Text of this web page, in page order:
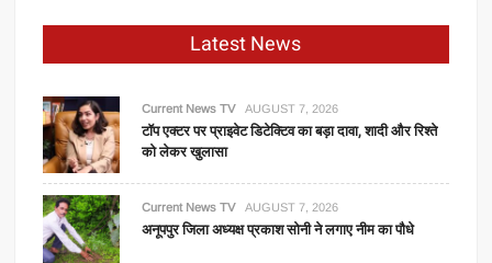
Latest News
Current News TV AUGUST 7, 2026
टॉप एक्टर पर प्राइवेट डिटेक्टिव का बड़ा दावा, शादी और रिश्ते
को लेकर खुलासा
Current News TV AUGUST 7, 2026
अनूपपुर जिला अध्यक्ष प्रकाश सोनी ने लगाए नीम का पौधे